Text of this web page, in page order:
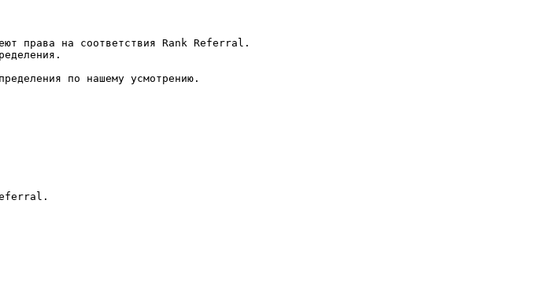
права на соответствия Rank Referral.
по нашему усмотрению.